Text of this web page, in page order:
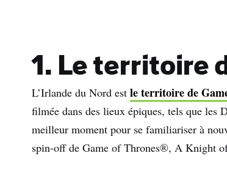
1. Le territoire
L’Irlande du Nord est le territoire de
filmée dans des lieux épiques, tels que les
meilleur moment pour se familiariser à
spin-off de Game of Thrones®, A Knight